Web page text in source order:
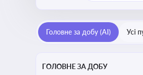
Головне за добу (AI) Усі
ГОЛОВНЕ ЗА ДОБУ